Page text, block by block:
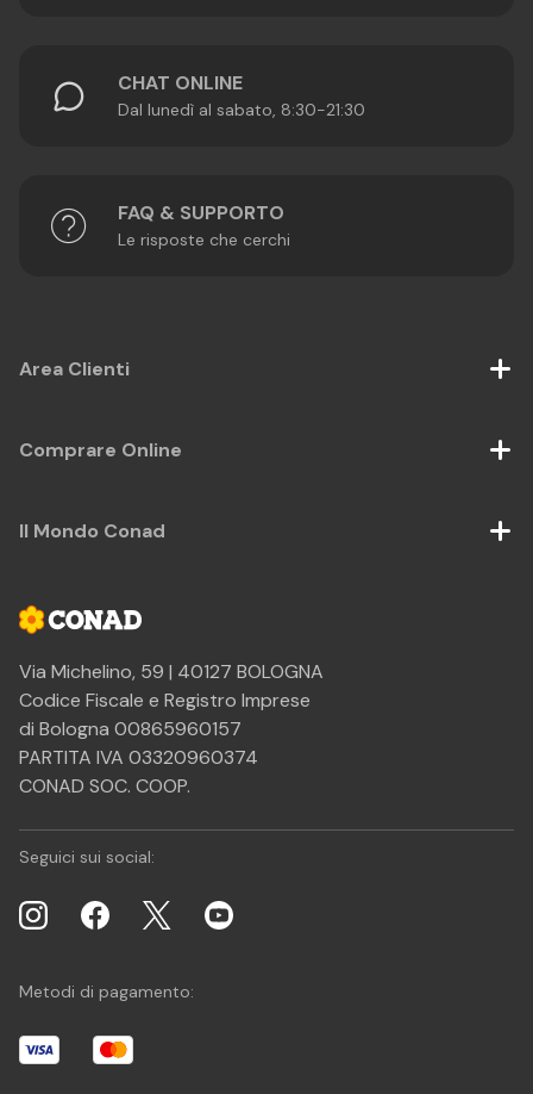
CHAT ONLINE
Dal lunedì al sabato, 8:30-21:30
FAQ & SUPPORTO
Le risposte che cerchi
Via Michelino, 59 | 40127 BOLOGNA
Codice Fiscale e Registro Imprese
di Bologna 00865960157
PARTITA IVA 03320960374
CONAD SOC. COOP.
Area Clienti
Comprare Online
Il Mondo Conad
Seguici sui social:
Metodi di pagamento: